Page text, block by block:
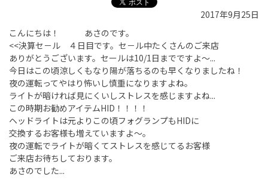
2017年9月25日
こんにちは！ あさのです。
<<決算セ－ル ４日目です。セ－ル中たくさんのご来店
ありがとうございます。セールは10/1日までですよ～...
今日はこの頃涼しくもなり陽が落ちるのも早くなりましたね！
夜の運転ってやはり怖いし慎重になりますよね。
ライトが暗ければ見にくいしストレスを感じますよね...
この時期お勧めアイテムHID！！！！
ヘッドライトは元よりこの頃フォグランプもHIDに
交換するお客様も増えていますよ～。
夜の運転でライトが暗くてストレスを感じてるお客様
ご来店お待ちしております。
あさのでした...